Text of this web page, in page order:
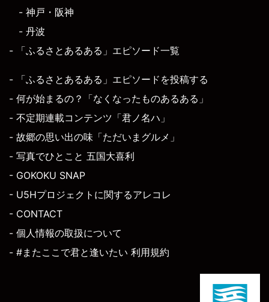
- 神戸・阪神
- 丹波
- 「ふるさとあるある」エピソード一覧
- 「ふるさとあるある」エピソードを投稿する
- 何が始まるの？「なくなったものあるある」
- 不定期連載コンテンツ「君ノ名ハ」
- 故郷の思い出の味「ただいまグルメ」
- 写真でひとこと 五国大喜利
- GOKOKU SNAP
- U5Hプロジェクトに関するアレコレ
- CONTACT
- 個人情報の取扱について
- #またここで君と逢いたい 利用規約